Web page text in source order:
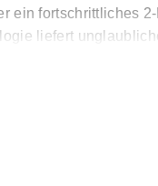
ein fortschrittliches
liefert